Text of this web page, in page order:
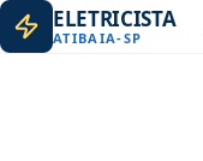
ELETRICISTA
ATIBAIA-SP